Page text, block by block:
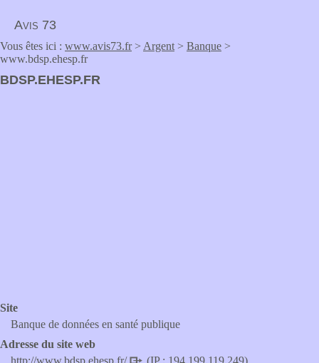
Avis 73
Vous êtes ici : www.avis73.fr> Argent > Banque >
www.bdsp.ehesp.fr
BDSP.EHESP.FR
Site
Banque de données en santé publique
Adresse du site web
http://www.bdsp.ehesp.fr/
(IP : 194.199.119.249)